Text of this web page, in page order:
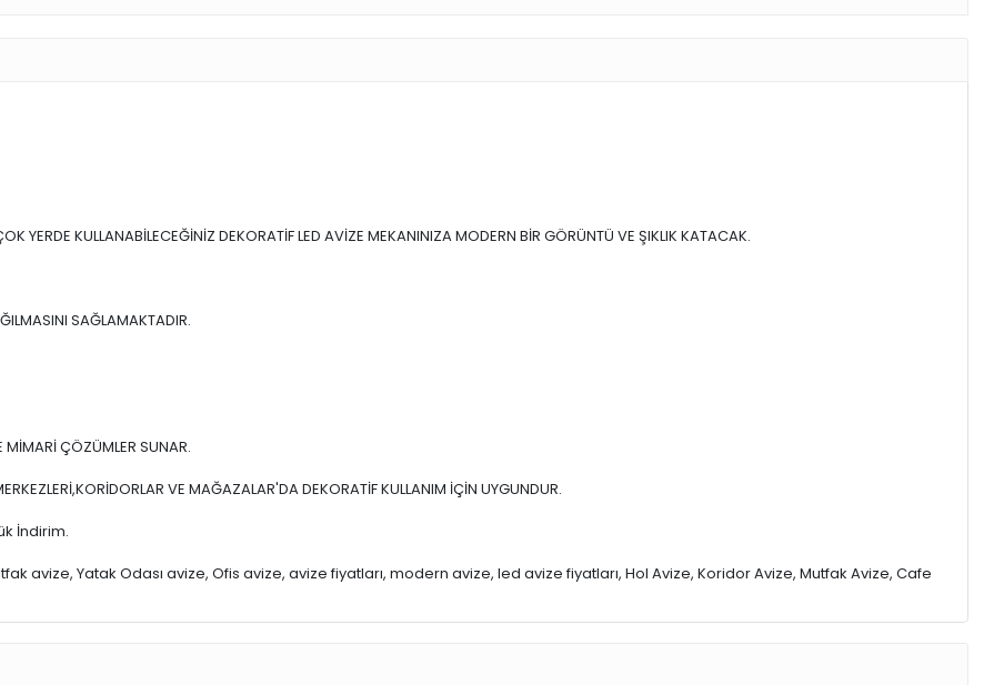
YERDE KULLANABİLECEĞİNİZ DEKORATİF LED AVİZE MEKANINIZA MODERN BİR GÖRÜNTÜ VE ŞIKLIK KATACAK.
SAĞLAMAKTADIR.
MİMARİ ÇÖZÜMLER SUNAR.
VE MAĞAZALAR'DA DEKORATİF KULLANIM İÇİN UYGUNDUR.
İndirim.
avize, Yatak Odası avize, Ofis avize, avize fiyatları, modern avize, led avize fiyatları, Hol Avize, Koridor Avize, Mutfak Avize, Cafe